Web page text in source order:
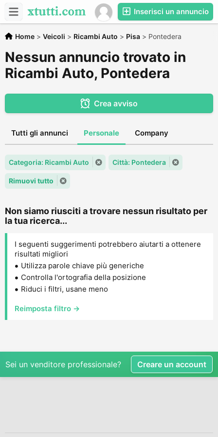
Inserisci un annuncio
Home > Veicoli > Ricambi Auto > Pisa > Pontedera
Nessun annuncio trovato in
Ricambi Auto, Pontedera
Crea avviso
Tutti gli annunci Personale Company
Categoria: Ricambi Auto Città: Pontedera
Rimuovi tutto
Non siamo riusciti a trovare nessun risultato per
la tua ricerca...
I seguenti suggerimenti potrebbero aiutarti a ottenere
risultati migliori
Utilizza parole chiave più generiche
Controlla l'ortografia della posizione
Riduci i filtri, usane meno
Reimposta filtro →
Sei un venditore professionale? Creare un account